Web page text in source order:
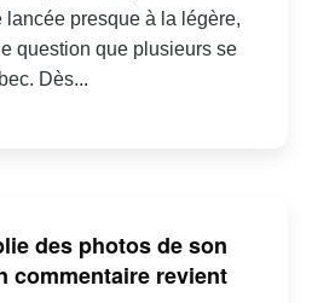
lancée presque à la légère,
question que plusieurs se
Dès...
des photos de son
commentaire revient